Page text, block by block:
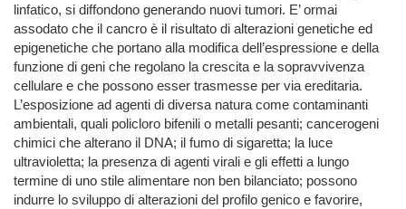
linfatico, si diffondono generando nuovi tumori. E’ ormai
assodato che il cancro è il risultato di alterazioni genetiche ed
epigenetiche che portano alla modifica dell’espressione e della
funzione di geni che regolano la crescita e la sopravvivenza
cellulare e che possono esser trasmesse per via ereditaria.
L’esposizione ad agenti di diversa natura come contaminanti
ambientali, quali policloro bifenili o metalli pesanti; cancerogeni
chimici che alterano il DNA; il fumo di sigaretta; la luce
ultravioletta; la presenza di agenti virali e gli effetti a lungo
termine di uno stile alimentare non ben bilanciato; possono
indurre lo sviluppo di alterazioni del profilo genico e favorire,